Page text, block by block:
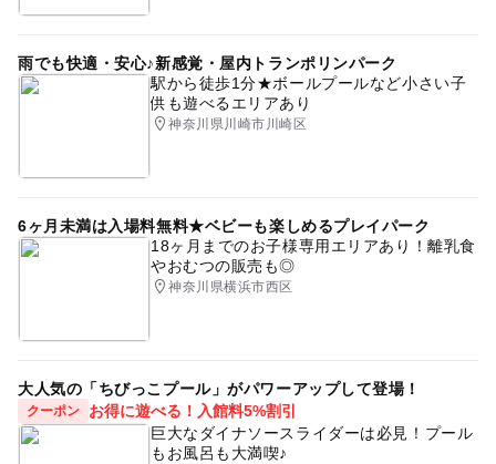
雨でも快適・安心♪新感覚・屋内トランポリンパーク
駅から徒歩1分★ボールプールなど小さい子
供も遊べるエリアあり
神奈川県川崎市川崎区
6ヶ月未満は入場料無料★ベビーも楽しめるプレイパーク
18ヶ月までのお子様専用エリアあり！離乳食
やおむつの販売も◎
神奈川県横浜市西区
大人気の「ちびっこプール」がパワーアップして登場！
クーポン
お得に遊べる！入館料5%割引
巨大なダイナソースライダーは必見！プール
もお風呂も大満喫♪